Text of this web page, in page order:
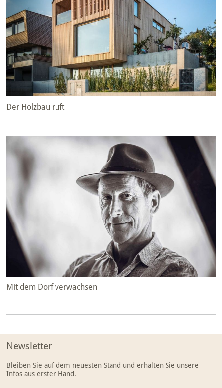
Der Holzbau ruft
Mit dem Dorf verwachsen
Newsletter
Bleiben Sie auf dem neuesten Stand und erhalten Sie unsere
Infos aus erster Hand.